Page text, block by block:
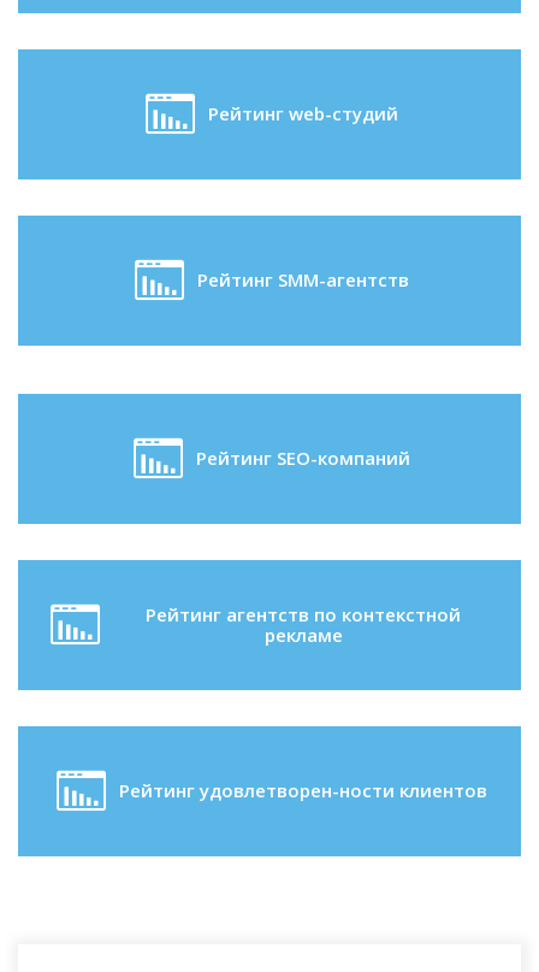
Рейтинг web-студий
Рейтинг SMM-агентств
Рейтинг SEO-компаний
Рейтинг агентств по контекстной
рекламе
Рейтинг удовлетворен-ности клиентов